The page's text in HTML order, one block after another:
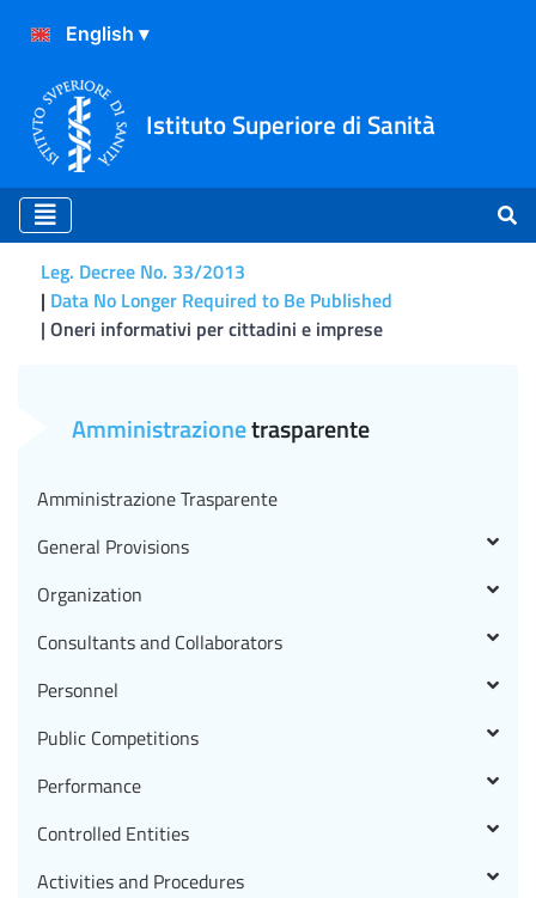
Istituto Superiore di Sanità
Leg. Decree No. 33/2013
Data No Longer Required to Be Published
Oneri informativi per cittadini e imprese
Amministrazionetrasparente
Amministrazione Trasparente
General Provisions
Organization
Consultants and Collaborators
Personnel
Public Competitions
Performance
Controlled Entities
Activities and Procedures